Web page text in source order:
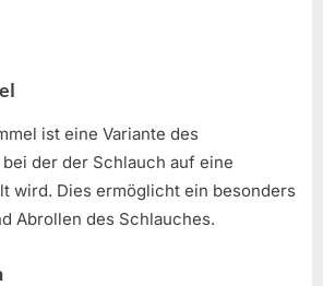
ist eine Variante des
der der Schlauch auf eine
wird. Dies ermöglicht ein besonders
Abrollen des Schlauches.